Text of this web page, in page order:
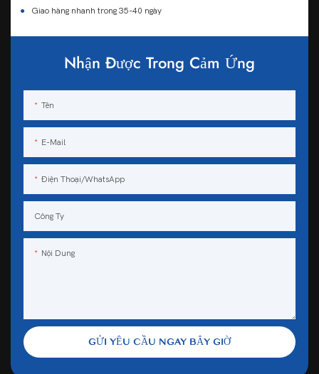
●
Giao hàng nhanh trong 35-40 ngày
Nhận Được Trong Cảm Ứng
Tên
E-Mail
Điện Thoại/WhatsApp
Công Ty
Nội Dung
GỬI YÊU CẦU NGAY BÂY GIỜ